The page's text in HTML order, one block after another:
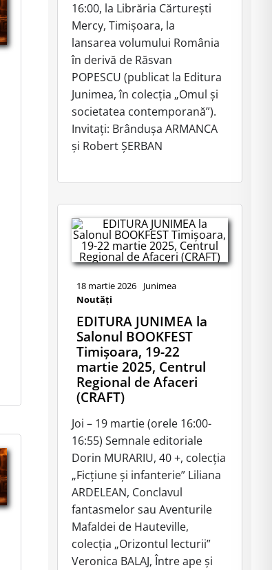
16:00, la Librăria Cărturești
Mercy, Timișoara, la
lansarea volumului România
în derivă de Răsvan
POPESCU (publicat la Editura
Junimea, în colecția „Omul și
societatea contemporană”).
Invitați: Brândușa ARMANCA
și Robert ȘERBAN
18 martie 2026
Junimea
Noutăţi
EDITURA JUNIMEA la
Salonul BOOKFEST
Timișoara, 19-22
martie 2025, Centrul
Regional de Afaceri
(CRAFT)
Joi – 19 martie (orele 16:00-
16:55) Semnale editoriale
Dorin MURARIU, 40 +, colecția
„Ficțiune și infanterie” Liliana
ARDELEAN, Conclavul
fantasmelor sau Aventurile
Mafaldei de Hauteville,
colecția „Orizontul lecturii”
Veronica BALAJ, Între ape și